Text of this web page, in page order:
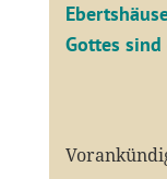
Gottes